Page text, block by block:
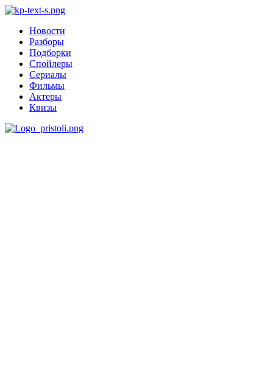
Новости
Разборы
Подборки
Спойлеры
Сериалы
Фильмы
Актеры
Квизы